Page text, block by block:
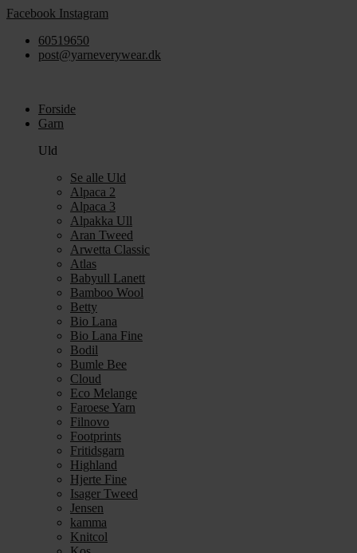
Videre
indhold
Facebook Instagram
60519650
post@yarneverywear.dk
Forside
Garn
Uld
Se alle Uld
Alpaca 2
Alpaca 3
Alpakka Ull
Aran Tweed
Arwetta Classic
Atlas
Babyull Lanett
Bamboo Wool
Betty
Bio Lana
Bio Lana Fine
Bodil
Bumle Bee
Cloud
Eco Melange
Faroese Yarn
Filnovo
Footprints
Fritidsgarn
Highland
Hjerte Fine
Isager Tweed
Jensen
kamma
Knitcol